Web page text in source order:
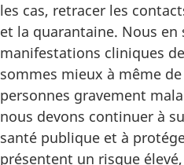
les cas, retracer les
et la quarantaine. Nous en
manifestations cliniques
sommes mieux à même
personnes gravement
nous devons continuer à
santé publique et à
présentent un risque